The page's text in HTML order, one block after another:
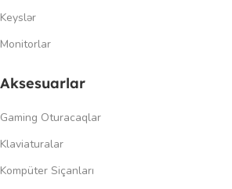
Keyslər
Monitorlar
Aksesuarlar
Gaming Oturacaqlar
Klaviaturalar
Kompüter Siçanları